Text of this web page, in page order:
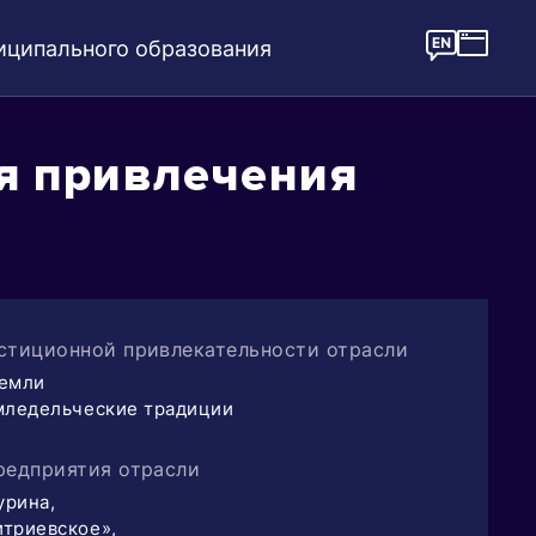
образования
привлечения
привлекательности отрасли
традиции
отрасли